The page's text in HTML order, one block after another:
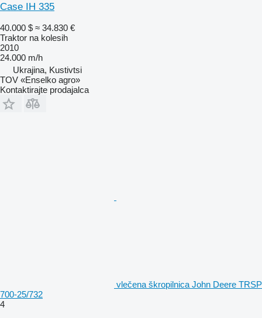
Case IH 335
40.000 $ ≈ 34.830 €
Traktor na kolesih
2010
24.000 m/h
Ukrajina, Kustivtsi
TOV «Enselko agro»
Kontaktirajte prodajalca
vlečena škropilnica John Deere TRSP
700-25/732
4